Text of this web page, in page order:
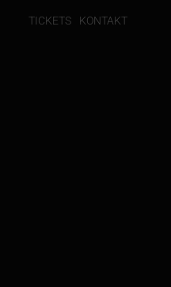
TICKETS KONTAKT